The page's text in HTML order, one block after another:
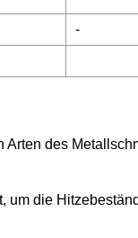
-
Arten des
um die